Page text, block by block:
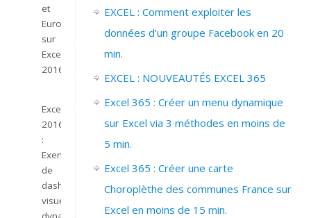
et
Europe
sur
Excel
2016.
Excel
2016
:
Exemple
de
dashboard
visuel
EXCEL : Comment exploiter les
données d’un groupe Facebook en 20
min.
EXCEL : NOUVEAUTÉS EXCEL 365
Excel 365 : Créer un menu dynamique
sur Excel via 3 méthodes en moins de
5 min.
Excel 365 : Créer une carte
Choroplèthe des communes France sur
Excel en moins de 15 min.